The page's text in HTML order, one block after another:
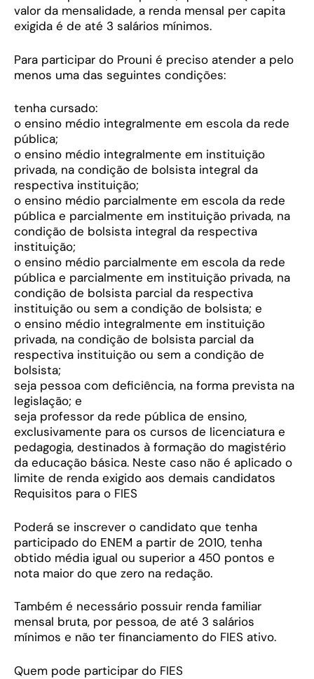
valor da mensalidade, a renda mensal per capita
exigida é de até 3 salários mínimos.
Para participar do Prouni é preciso atender a pelo
menos uma das seguintes condições:
tenha cursado:
o ensino médio integralmente em escola da rede
pública;
o ensino médio integralmente em instituição
privada, na condição de bolsista integral da
respectiva instituição;
o ensino médio parcialmente em escola da rede
pública e parcialmente em instituição privada, na
condição de bolsista integral da respectiva
instituição;
o ensino médio parcialmente em escola da rede
pública e parcialmente em instituição privada, na
condição de bolsista parcial da respectiva
instituição ou sem a condição de bolsista; e
o ensino médio integralmente em instituição
privada, na condição de bolsista parcial da
respectiva instituição ou sem a condição de
bolsista;
seja pessoa com deficiência, na forma prevista na
legislação; e
seja professor da rede pública de ensino,
exclusivamente para os cursos de licenciatura e
pedagogia, destinados à formação do magistério
da educação básica. Neste caso não é aplicado o
limite de renda exigido aos demais candidatos
Requisitos para o FIES
Poderá se inscrever o candidato que tenha
participado do ENEM a partir de 2010, tenha
obtido média igual ou superior a 450 pontos e
nota maior do que zero na redação.
Também é necessário possuir renda familiar
mensal bruta, por pessoa, de até 3 salários
mínimos e não ter financiamento do FIES ativo.
Quem pode participar do FIES